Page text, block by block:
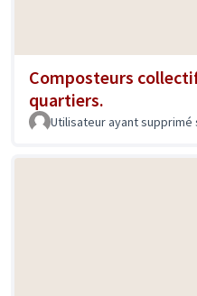
Composteurs
quartiers.
Utilisateur ayant supprimé